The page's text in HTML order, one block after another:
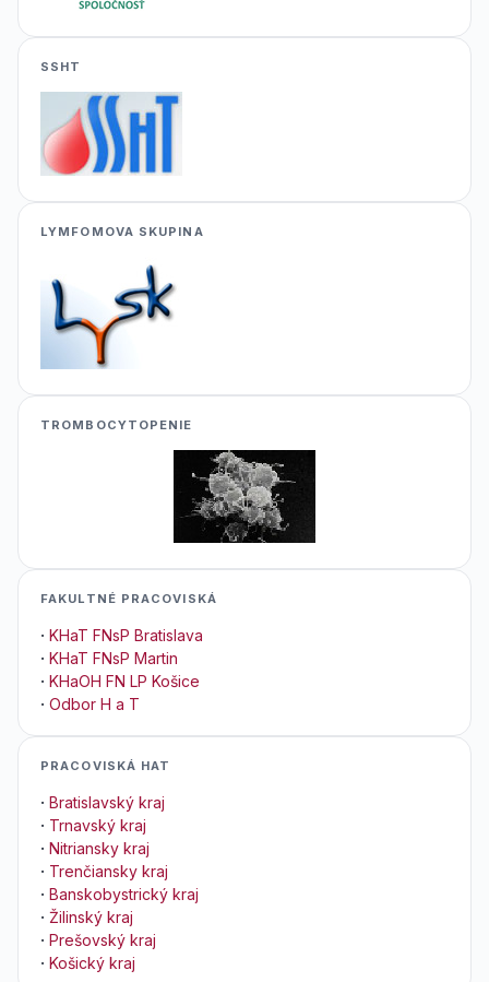
SSHT
LYMFOMOVA SKUPINA
TROMBOCYTOPENIE
FAKULTNÉ PRACOVISKÁ
· KHaT FNsP Bratislava
· KHaT FNsP Martin
· KHaOH FN LP Košice
· Odbor H a T
PRACOVISKÁ HAT
· Bratislavský kraj
· Trnavský kraj
· Nitriansky kraj
· Trenčiansky kraj
· Banskobystrický kraj
· Žilinský kraj
· Prešovský kraj
· Košický kraj